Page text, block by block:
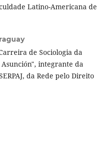
Latino-Americana de
de Sociologia da
integrante da
da Rede pelo Direito